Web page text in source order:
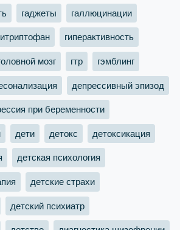
гаджеты галлюцинации
гиперактивность
мозг гтр гэмблинг
депрессивный эпизод
при беременности
дети детокс детоксикация
детская психология
детские страхи
детский психиатр